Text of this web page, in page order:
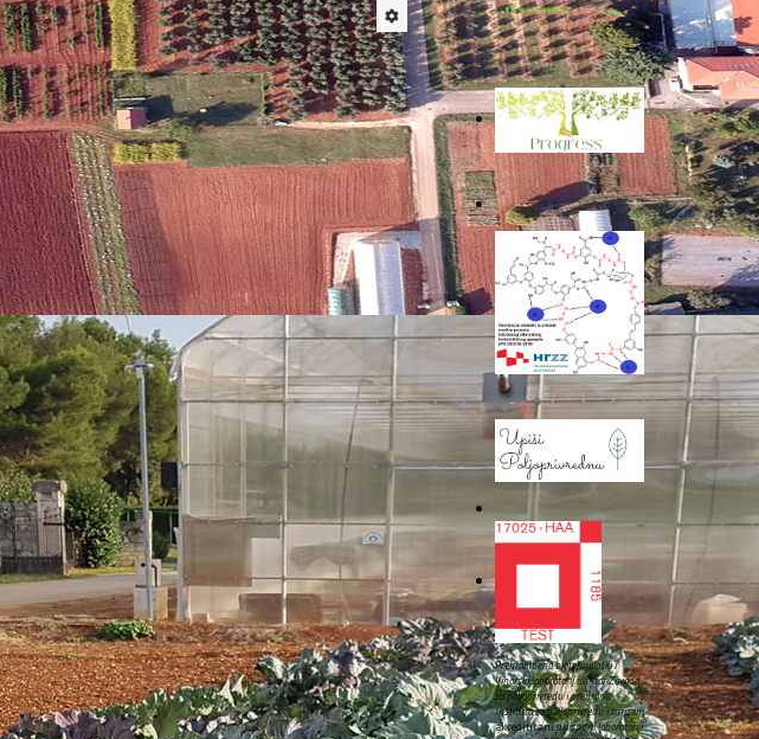
za znanost po prvi su put predstavljeni javnosti na
u Rijeci 5. i 6. rujna 2024.
Sveučilište Sjever i Sveučilište u Zagrebu,
projekata. Cilj sklapanja ovog Sporazuma je
se na projekte“Priroda kao SAVEZ: Strane biljne
Danijele Poljuha,“Indirektni utjecaj globalnog
– TEMPHYS” (IP-2020-02-7585)voditeljice izv.
2019-04-1018) voditeljice doc. dr. sc.
rezultate suradnje.
Prehrambeno biotehnološki i
Vinarski laboratorij unutar Zavoda
za poljoprivredu i prehranu
Instituta za poljoprivredu i turizam
akreditirani suispitni laboratoriji